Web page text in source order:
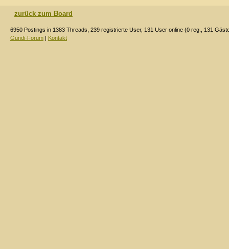
zurück zum Board
6950 Postings in 1383 Threads, 239 registrierte User, 131 User online (0 reg., 131
Gundi-Forum | Kontakt